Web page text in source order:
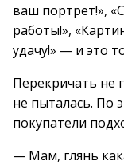
ваш портрет!»,
работы!»,
удачу!» — и это
Перекричать не
не пыталась. По
покупатели
— Мам, глянь